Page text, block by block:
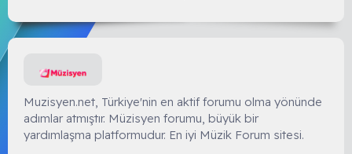
Muzisyen.net, Türkiye'nin en aktif forumu olma yönünde
adımlar atmıştır. Müzisyen forumu, büyük bir
yardımlaşma platformudur. En iyi Müzik Forum sitesi.